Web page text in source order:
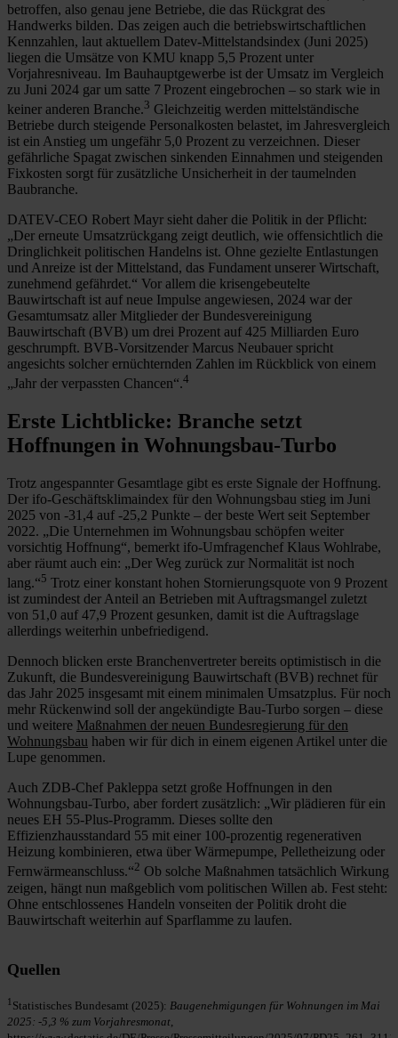
betroffen, also genau jene Betriebe, die das Rückgrat des
Handwerks bilden. Das zeigen auch die betriebswirtschaftlichen
Kennzahlen, laut aktuellem Datev-Mittelstandsindex (Juni 2025)
liegen die Umsätze von KMU knapp 5,5 Prozent unter
Vorjahresniveau. Im Bauhauptgewerbe ist der Umsatz im Vergleich
zu Juni 2024 gar um satte 7 Prozent eingebrochen – so stark wie in
keiner anderen Branche.3 Gleichzeitig werden mittelständische
Betriebe durch steigende Personalkosten belastet, im Jahresvergleich
ist ein Anstieg um ungefähr 5,0 Prozent zu verzeichnen. Dieser
gefährliche Spagat zwischen sinkenden Einnahmen und steigenden
Fixkosten sorgt für zusätzliche Unsicherheit in der taumelnden
Baubranche.
DATEV-CEO Robert Mayr sieht daher die Politik in der Pflicht:
„Der erneute Umsatzrückgang zeigt deutlich, wie offensichtlich die
Dringlichkeit politischen Handelns ist. Ohne gezielte Entlastungen
und Anreize ist der Mittelstand, das Fundament unserer Wirtschaft,
zunehmend gefährdet.“ Vor allem die krisengebeutelte
Bauwirtschaft ist auf neue Impulse angewiesen, 2024 war der
Gesamtumsatz aller Mitglieder der Bundesvereinigung
Bauwirtschaft (BVB) um drei Prozent auf 425 Milliarden Euro
geschrumpft. BVB-Vorsitzender Marcus Neubauer spricht
angesichts solcher ernüchternden Zahlen im Rückblick von einem
„Jahr der verpassten Chancen“.4
Erste Lichtblicke: Branche setzt
Hoffnungen in Wohnungsbau-Turbo
Trotz angespannter Gesamtlage gibt es erste Signale der Hoffnung.
Der ifo-Geschäftsklimaindex für den Wohnungsbau stieg im Juni
2025 von -31,4 auf -25,2 Punkte – der beste Wert seit September
2022. „Die Unternehmen im Wohnungsbau schöpfen weiter
vorsichtig Hoffnung“, bemerkt ifo-Umfragenchef Klaus Wohlrabe,
aber räumt auch ein: „Der Weg zurück zur Normalität ist noch
lang.“5 Trotz einer konstant hohen Stornierungsquote von 9 Prozent
ist zumindest der Anteil an Betrieben mit Auftragsmangel zuletzt
von 51,0 auf 47,9 Prozent gesunken, damit ist die Auftragslage
allerdings weiterhin unbefriedigend.
Dennoch blicken erste Branchenvertreter bereits optimistisch in die
Zukunft, die Bundesvereinigung Bauwirtschaft (BVB) rechnet für
das Jahr 2025 insgesamt mit einem minimalen Umsatzplus. Für noch
mehr Rückenwind soll der angekündigte Bau-Turbo sorgen – diese
und weitere Maßnahmen der neuen Bundesregierung für den
Wohnungsbau haben wir für dich in einem eigenen Artikel unter die
Lupe genommen.
Auch ZDB-Chef Pakleppa setzt große Hoffnungen in den
Wohnungsbau-Turbo, aber fordert zusätzlich: „Wir plädieren für ein
neues EH 55-Plus-Programm. Dieses sollte den
Effizienzhausstandard 55 mit einer 100-prozentig regenerativen
Heizung kombinieren, etwa über Wärmepumpe, Pelletheizung oder
Fernwärmeanschluss.“2 Ob solche Maßnahmen tatsächlich Wirkung
zeigen, hängt nun maßgeblich vom politischen Willen ab. Fest steht:
Ohne entschlossenes Handeln vonseiten der Politik droht die
Bauwirtschaft weiterhin auf Sparflamme zu laufen.
Quellen
1 Statistisches Bundesamt (2025): Baugenehmigungen für Wohnungen im Mai
2025: -5,3 % zum Vorjahresmonat